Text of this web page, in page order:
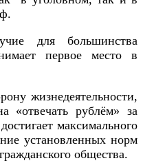
для большинства
первое место в
жизнедеятельности,
«отвечать рублём» за
максимального
установленных норм
общества.